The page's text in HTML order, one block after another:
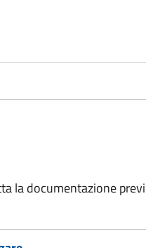
la documentazione